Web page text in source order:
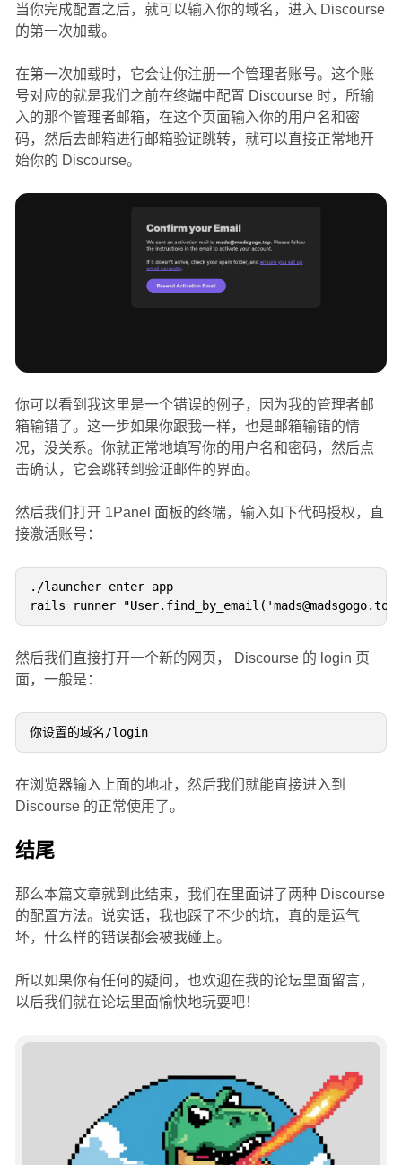
当你完成配置之后，就可以输入你的域名，进入 Discourse
的第一次加载。
在第一次加载时，它会让你注册一个管理者账号。这个账
号对应的就是我们之前在终端中配置 Discourse 时，所输
入的那个管理者邮箱，在这个页面输入你的用户名和密
码，然后去邮箱进行邮箱验证跳转，就可以直接正常地开
始你的 Discourse。
你可以看到我这里是一个错误的例子，因为我的管理者邮
箱输错了。这一步如果你跟我一样，也是邮箱输错的情
况，没关系。你就正常地填写你的用户名和密码，然后点
击确认，它会跳转到验证邮件的界面。
然后我们打开 1Panel 面板的终端，输入如下代码授权，直
接激活账号：
./launcher enter app
然后我们直接打开一个新的网页， Discourse 的 login 页
面，一般是：
你设置的域名/login
在浏览器输入上面的地址，然后我们就能直接进入到
Discourse 的正常使用了。
结尾
那么本篇文章就到此结束，我们在里面讲了两种 Discourse
的配置方法。说实话，我也踩了不少的坑，真的是运气
坏，什么样的错误都会被我碰上。
所以如果你有任何的疑问，也欢迎在我的论坛里面留言，
以后我们就在论坛里面愉快地玩耍吧！